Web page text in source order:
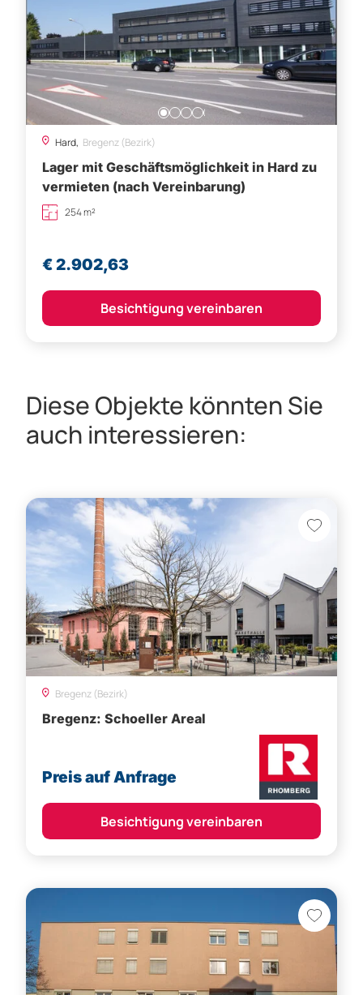
Hard,Bregenz (Bezirk)
Lager mit Geschäftsmöglichkeit in Hard zu
vermieten (nach Vereinbarung)
254 m²
Besichtigung vereinbaren
auch interessieren:
Bregenz (Bezirk)
Bregenz: Schoeller Areal
Besichtigung vereinbaren